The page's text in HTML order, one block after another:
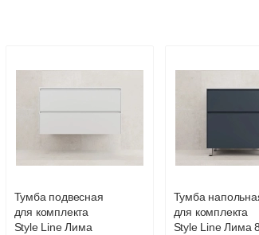
Style Line Лима
100 см, белый
матовый
Line 70 Лима ,
белый матовый
Тумба подвесная
для комплекта
Style Line Лима
Тумба
для комплекта
Style Line Лима